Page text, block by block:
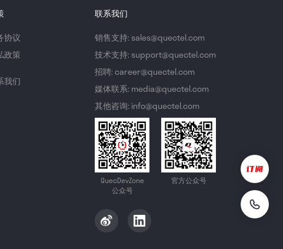
协议
政策
我们
联系我们
销售支持: sales@quectel.com
技术支持: support@quectel.com
招聘: career@quectel.com
媒体联系: media@quectel.com
其他咨询: info@quectel.com
QuecDevZone
公众号
官方公众号